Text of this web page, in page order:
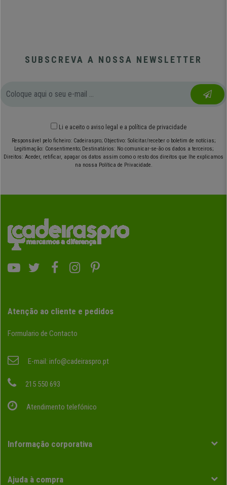
SUBSCREVA A NOSSA NEWSLETTER
Li e aceito o aviso legal e a política de privacidade
Responsável pelo ficheiro: Cadeiraspro; Objectivo: Solicitar/receber o boletim de notícias;
Legitimação: Consentimento; Destinatários: No comunicar-se-ão os dados a terceiros;
Direitos: Aceder, retificar, apagar os datos assim como o resto dos direitos que lhe explicamos
na nossa Política de Privacidade.
Atenção ao cliente e pedidos
Formulario de Contacto
E-mail: info@cadeiraspro.pt
215 550 693
Atendimento telefónico
Informação corporativa
Ajuda à compra